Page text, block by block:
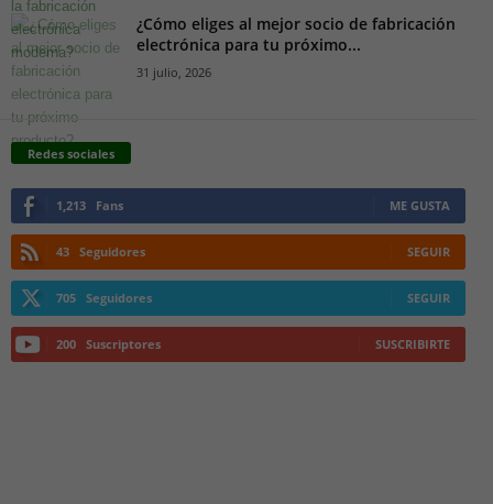
¿Cómo eliges al mejor socio de fabricación
electrónica para tu próximo...
31 julio, 2026
Redes sociales
1,213 Fans ME GUSTA
43 Seguidores SEGUIR
705 Seguidores SEGUIR
200 Suscriptores SUSCRIBIRTE